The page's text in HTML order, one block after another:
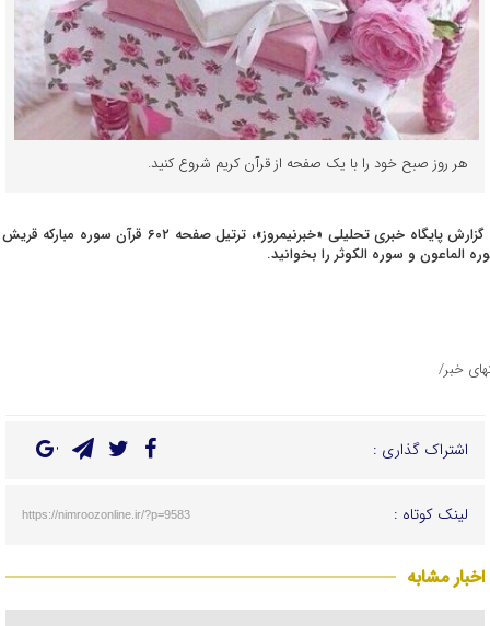
هر روز صبح خود را با یک صفحه از قرآن کریم شروع کنید.
به گزارش پایگاه خبری تحلیلی «خبرنیمروز»، ترتیل صفحه ۶۰۲ قرآن سوره
الماعون و سوره الکوثر را بخوانید.
خبر/
اشتراک گذاری :
لینک کوتاه : https://nimroozonline.ir/?p=9583
اخبار مشابه